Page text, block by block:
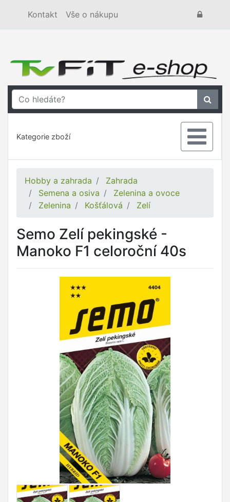
Kontakt Vše o nákupu
Kategorie zboží
Hobby a zahrada
Zahrada
Semena a osiva
Zelenina a ovoce
Zelenina
Košťálová Zelí
Semo Zelí pekingské -
Manoko F1 celoroční 40s